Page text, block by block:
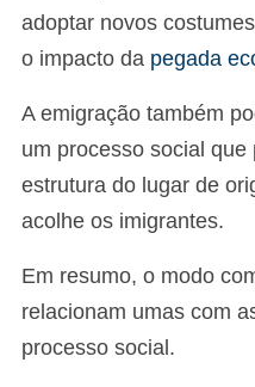
adoptar novos
o impacto da pegada
A emigração também
um processo social
estrutura do lugar de
acolhe os imigrantes.
Em resumo, o modo
relacionam umas com
processo social.